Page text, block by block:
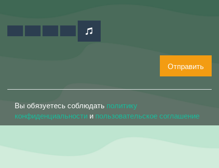
Отправить
Вы обязуетесь соблюдать политику
конфиденциальности и пользовательское соглашение